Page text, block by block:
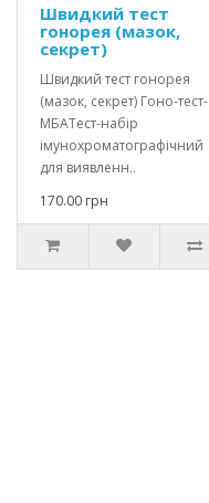
Швидкий тест
гонорея (мазок,
секрет)
Швидкий тест гонорея
(мазок, секрет) Гоно-тест-
МБАТест-набір
імунохроматографічний
для виявленн..
170.00 грн